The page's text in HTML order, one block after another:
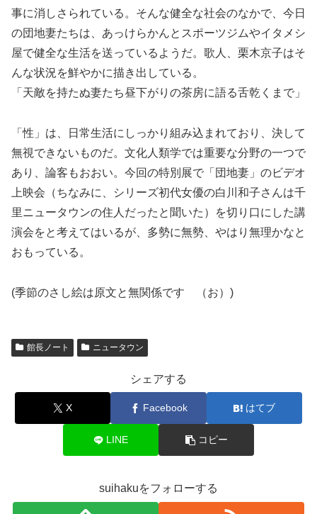
事に消しさられている。そんな健全な社会のなかで、今日
の団地妻たちは、あっけらかんとスポーツジムやイタメシ
屋で健全な生活を送っているようだ。歌人、栗木京子はそ
んな状況を鮮やかに描き出している。
「天敵を持たぬ妻たち昼下がりの茶房に語る舌乾くまで」
「性」は、日常生活にしっかり組み込まれており、決して
無視できないものだ。文化人類学では重要な分野の一つで
あり、論客もおおい。今回の特別展で「団地妻」のビデオ
上映会（ちなみに、シリーズ初代女優の白川和子さんは千
里ニュータウンの住人だったと聞いた）を切り口にした講
演会をと考えてはいるが、多勢に無勢、やはり無理かなと
おもっている。
(季節のさし絵は原文と無関係です （お）)
館長ノート ニュータウン
シェアする
X Facebook はてブ
LINE コピー
suihakuをフォローする